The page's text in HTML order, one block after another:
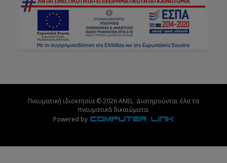
Πνευματική ιδιοκτησία © 2026 ANEL. Διατηρούνται όλα τα
πνευματικά δικαιώματα.
Powered by